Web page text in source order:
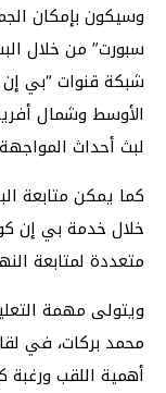
وسيكون بإمكان
سبورت” من خلال
شبكة قنوات “بي
لبث أحداث
كما يمكن متابعة
متعددة لمتابعة
ويتولى مهمة
محمد بركات، في
أهمية اللقب